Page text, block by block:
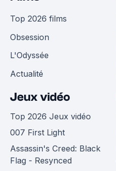
Top 2026 films
Obsession
L'Odyssée
Actualité
Jeux vidéo
Top 2026 Jeux vidéo
007 First Light
Assassin's Creed: Black
Flag - Resynced